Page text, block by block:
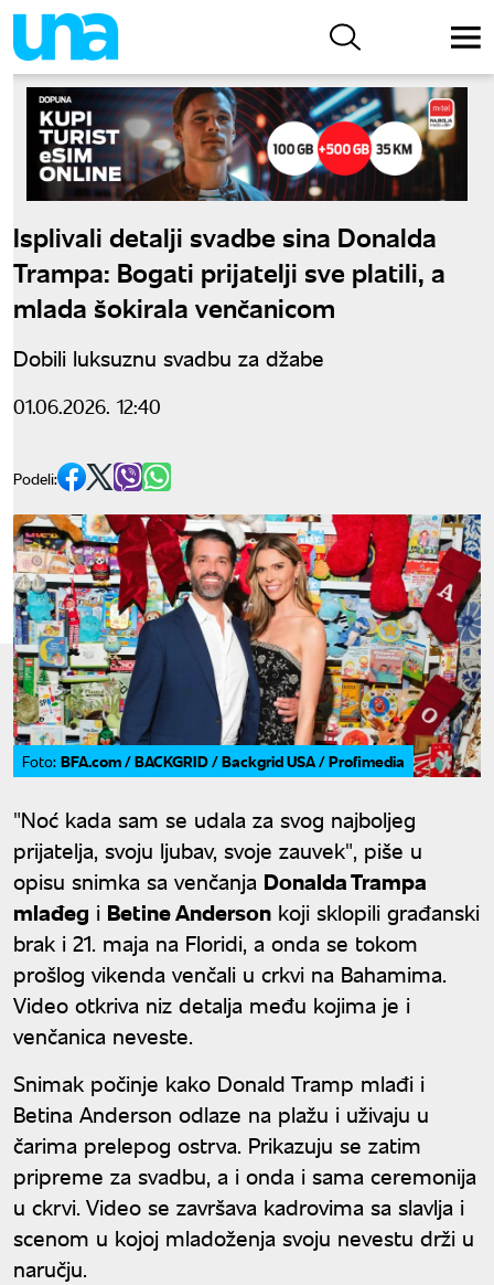
Isplivali detalji svadbe sina Donalda
Trampa: Bogati prijatelji sve platili, a
mlada šokirala venčanicom
Dobili luksuznu svadbu za džabe
01.06.2026. 12:40
Podeli:
Foto: BFA.com / BACKGRID / Backgrid USA / Profimedia
"Noć kada sam se udala za svog najboljeg
prijatelja, svoju ljubav, svoje zauvek", piše u
opisu snimka sa venčanja Donalda Trampa
mlađeg i Betine Anderson koji sklopili građanski
brak i 21. maja na Floridi, a onda se tokom
prošlog vikenda venčali u crkvi na Bahamima.
Video otkriva niz detalja među kojima je i
venčanica neveste.
Snimak počinje kako Donald Tramp mlađi i
Betina Anderson odlaze na plažu i uživaju u
čarima prelepog ostrva. Prikazuju se zatim
pripreme za svadbu, a i onda i sama ceremonija
u ckrvi. Video se završava kadrovima sa slavlja i
scenom u kojoj mladoženja svoju nevestu drži u
naručju.